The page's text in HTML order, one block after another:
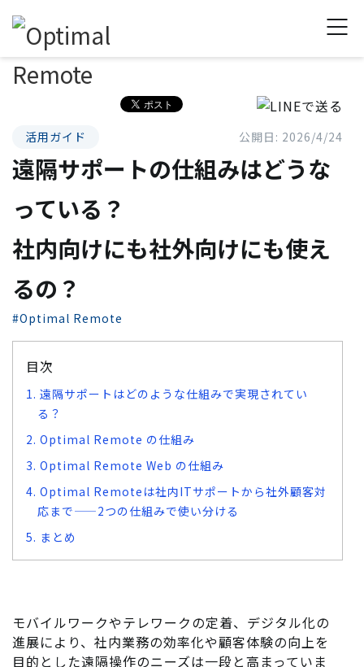
活用ガイド 公開日: 2026/4/24
遠隔サポートの仕組みはどうな
っている？
社内向けにも社外向けにも使え
るの？
#Optimal Remote
目次
1. 遠隔サポートはどのような仕組みで実現されてい
る？
2. Optimal Remote の仕組み
3. Optimal Remote Web の仕組み
4. Optimal Remoteは社内ITサポートから社外顧客対
応まで——2つの仕組みで使い分ける
5. まとめ
モバイルワークやテレワークの定着、デジタル化の
進展により、社内業務の効率化や顧客体験の向上を
目的とした遠隔操作のニーズは一段と高まっていま